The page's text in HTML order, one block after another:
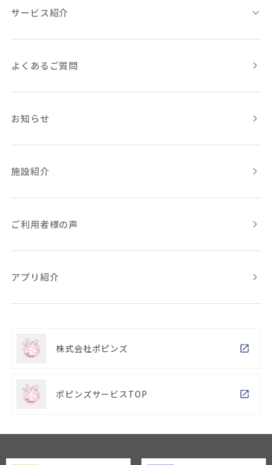
サービス紹介
よくあるご質問
お知らせ
施設紹介
ご利用者様の声
アプリ紹介
株式会社ポピンズ
ポピンズサービスTOP